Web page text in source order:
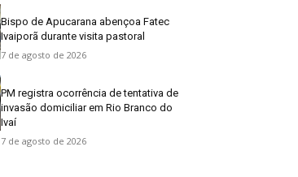
Bispo de Apucarana abençoa Fatec
Ivaiporã durante visita pastoral
7 de agosto de 2026
PM registra ocorrência de tentativa de
invasão domiciliar em Rio Branco do
Ivaí
7 de agosto de 2026